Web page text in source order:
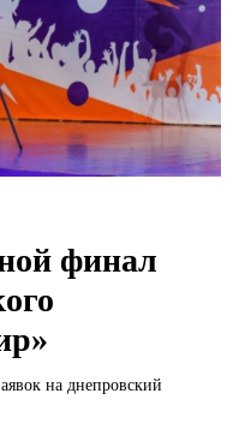
финал
на днепровский